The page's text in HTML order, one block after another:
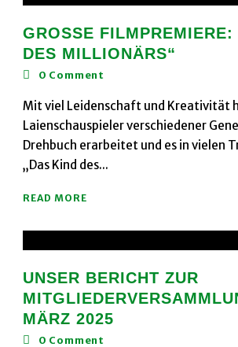
GROSSE FILMPREMIERE:
ES MILLIONÄRS“
0 Comment
Mit viel Leidenschaft und Kreativität
Laienschauspieler verschiedener
Drehbuch erarbeitet und es in vielen
„Das Kind des...
READ MORE
UNSER BERICHT ZUR
MÄRZ 2025
0 Comment